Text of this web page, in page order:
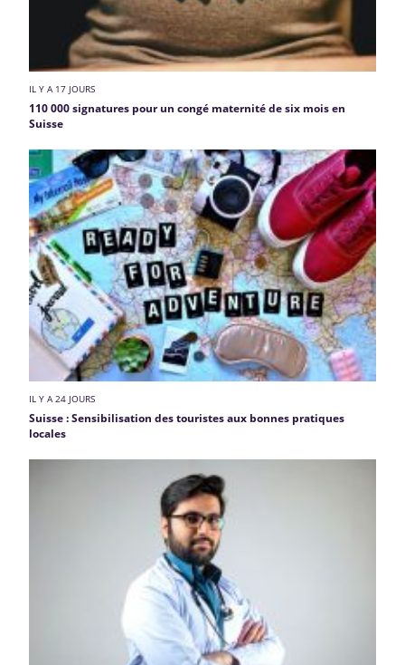
IL Y A 17 JOURS
110 000 signatures pour un congé maternité de six mois en
Suisse
IL Y A 24 JOURS
Suisse : Sensibilisation des touristes aux bonnes pratiques
locales